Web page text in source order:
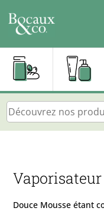
Douce Mousse étant